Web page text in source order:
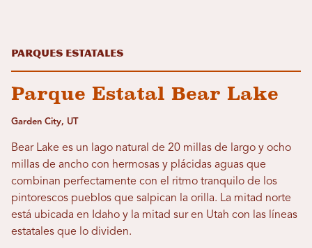
Parques estatales
Parque Estatal Bear Lake
Garden City, UT
Bear Lake es un lago natural de 20 millas de largo y ocho
millas de ancho con hermosas y plácidas aguas que
combinan perfectamente con el ritmo tranquilo de los
pintorescos pueblos que salpican la orilla. La mitad norte
está ubicada en Idaho y la mitad sur en Utah con las líneas
estatales que lo dividen.